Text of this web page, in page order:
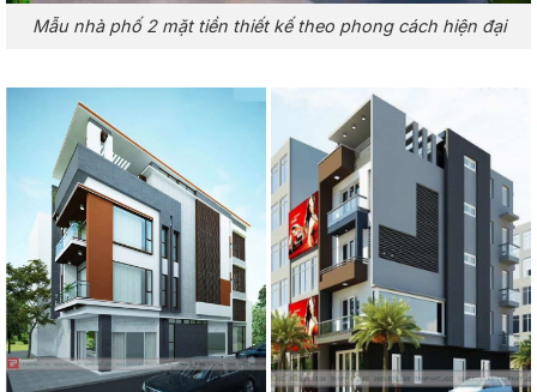
Mẫu nhà phố 2 mặt tiền thiết kế theo phong cách hiện đại